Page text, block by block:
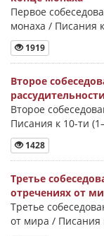
Первое
монаха / Писания
1919
Второе
рассудительности
Второе
Писания к 10-ти
1428
Третье
отречениях от
Третье
от мира / Писания